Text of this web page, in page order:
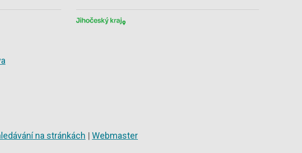
na stránkách | Webmaster